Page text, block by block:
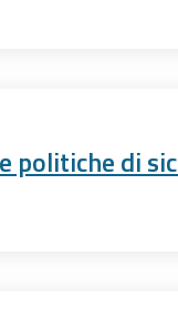
politiche di